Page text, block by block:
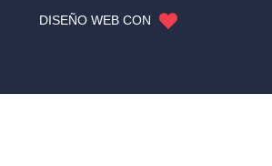
DISEÑO WEB CON